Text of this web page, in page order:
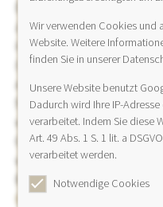
Das ELVES Radial
zum klassischen
innovativen Methode
(von innen) unter
ausgeschaltet und kann
Schnitte und massive
werden. Der Eingriff ist in
Ob diese Methode für Ihr
wird in einem
Beratungsgespräch durch
Dr. Linz
Wir verwenden Cookies und
Website. Weitere
finden Sie in unserer
Unsere Website benutzt
Dadurch wird Ihre IP-
verarbeitet. Indem Sie diese
Art. 49 Abs. 1 S. 1 lit. a
verarbeitet werden.
Notwendige Cookies